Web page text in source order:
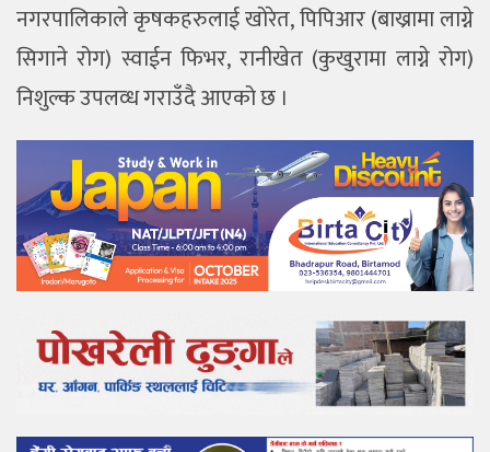
नगरपालिकाले कृषकहरुलाई खोरेत, पिपिआर (बाख्रामा लाग्ने
सिगाने रोग) स्वाईन फिभर, रानीखेत (कुखुरामा लाग्ने रोग)
निशुल्क उपलव्ध गराउँदै आएको छ ।